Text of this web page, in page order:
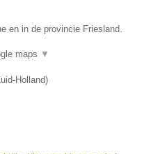
en in de provincie Friesland.
maps ▼
Holland)